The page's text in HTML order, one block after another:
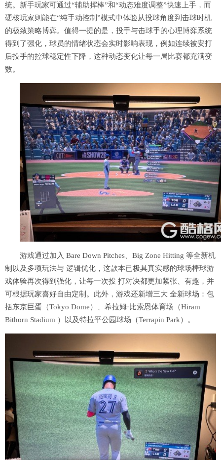
统。新手玩家可通过“辅助挥棒”和“动态难度调整”快速上手，而
硬核玩家则能在“纯手动控制”模式中体验从投球角度到击球时机
的极致策略博弈。值得一提的是，投手与击球手的心理博弈系统
得到了强化，球员的情绪状态会实时影响表现，例如连续被安打
后投手的控球稳定性下降，这种动态变化让每一局比赛都充满变
数。
游戏通过加入 Bare Down Pitches、Big Zone Hitting 等全新机
制以及多项玩法与 逻辑优化，这款本已极具真实感的球场棒球游
戏体验再次得到强化，让每一次投 打对决都更加紧张、有趣，并
可根据玩家喜好自由定制。此外，游戏还新增三大 全新球场：包
括东京巨蛋（Tokyo Dome）、希拉姆·比索恩体育场（Hiram
Bithorn Stadium ）以及特拉平公园球场（Terrapin Park）。